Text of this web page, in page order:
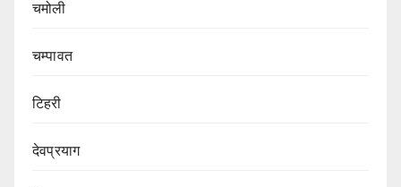
चमोली
चम्पावत
टिहरी
देवप्रयाग